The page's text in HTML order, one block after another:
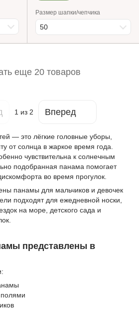
Размер шапки/чепчика
50
еще 20 товаров
1 из 2 Вперед
— это лёгкие головные уборы,
от солнца в жаркое время года.
чувствительна к солнечным
подобранная панама помогает
во время прогулок.
панамы для мальчиков и девочек
подходят для ежедневной носки,
на море, детского сада и
представлены в